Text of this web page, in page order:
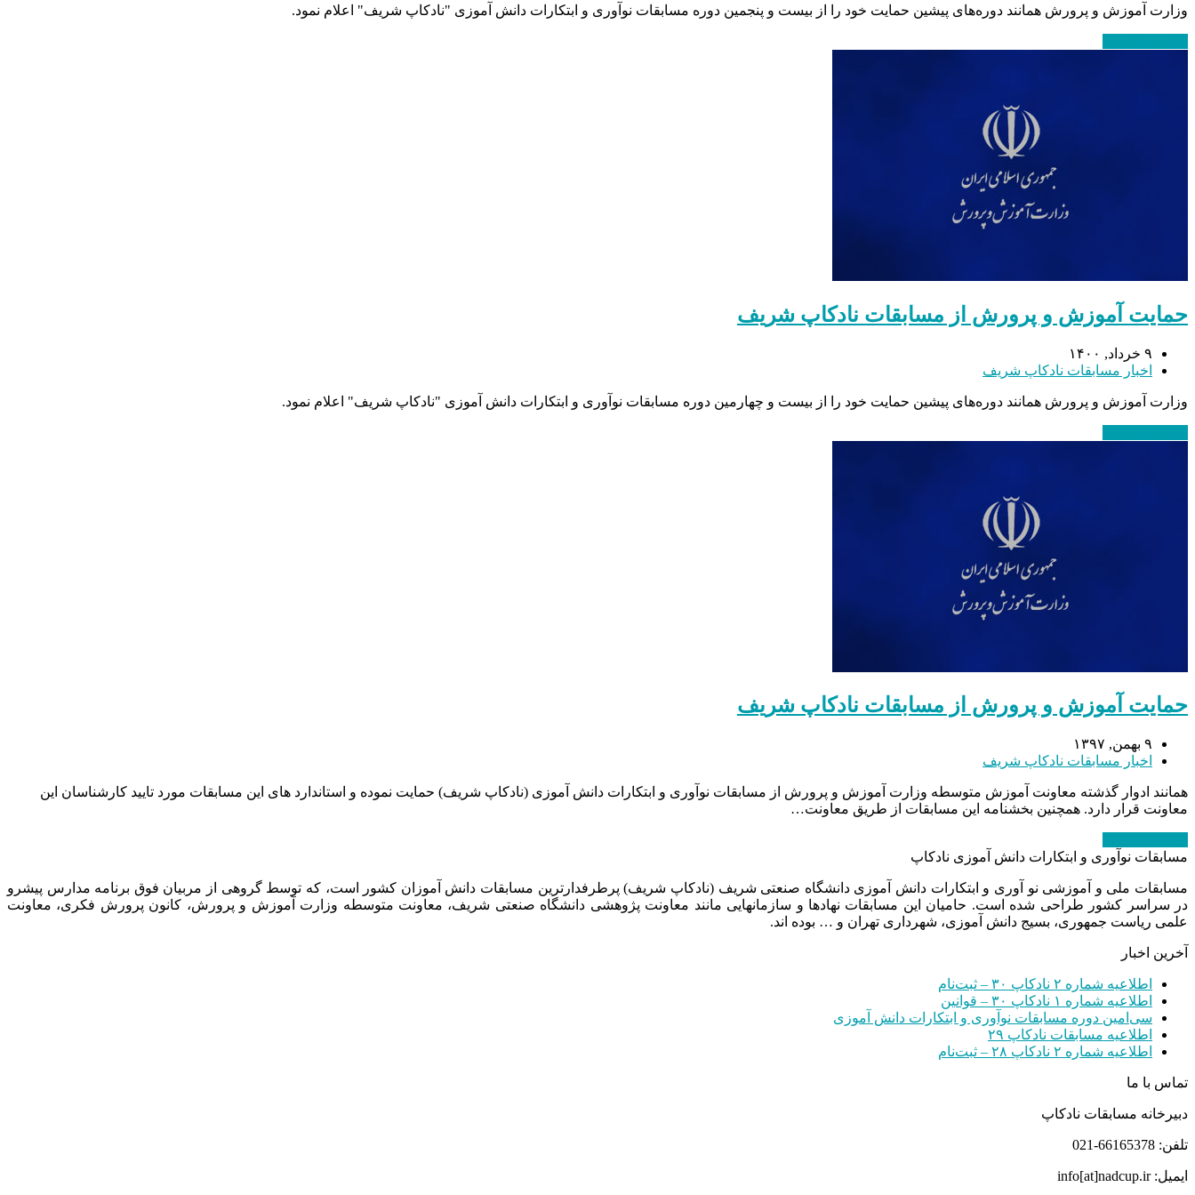
وزارت آموزش و پرورش همانند دوره‌های پیشین حمایت خود را از بیست و پنجمین دوره مسابقات نوآوری و ابتکارات دانش آموزی "نادکاپ شریف" اعلام نمود.
حمایت آموزش و پرورش از مسابقات نادکاپ شریف
۹ خرداد, ۱۴۰۰
اخبار مسابقات نادکاپ شریف
وزارت آموزش و پرورش همانند دوره‌های پیشین حمایت خود را از بیست و چهارمین دوره مسابقات نوآوری و ابتکارات دانش آموزی "نادکاپ شریف" اعلام نمود.
حمایت آموزش و پرورش از مسابقات نادکاپ شریف
۹ بهمن, ۱۳۹۷
اخبار مسابقات نادکاپ شریف
همانند ادوار گذشته معاونت آموزش متوسطه وزارت آموزش و پرورش از مسابقات نوآوری و ابتکارات دانش آموزی (نادکاپ شریف) حمایت نموده و استاندارد های این مسابقات مورد تایید کارشناسان این
معاونت قرار دارد. همچنین بخشنامه این مسابقات از طریق معاونت…
مسابقات نوآوری و ابتکارات دانش آموزی نادکاپ
مسابقات ملی و آموزشی نو آوری و ابتکارات دانش آموزی دانشگاه صنعتی شریف (نادکاپ شریف) پرطرفدارترین مسابقات دانش آموزان کشور است، که توسط گروهی از مربیان فوق برنامه مدارس پیشرو
در سراسر کشور طراحی شده است. حامیان این مسابقات نهادها و سازمانهایی مانند معاونت پژوهشی دانشگاه صنعتی شریف، معاونت متوسطه وزارت آموزش و پرورش، کانون پرورش فکری، معاونت
علمی ریاست جمهوری، بسیج دانش آموزی، شهرداری تهران و … بوده اند.
آخرین اخبار
اطلاعیه شماره ۲ نادکاپ ۳۰ – ثبت‌نام
اطلاعیه شماره ۱ نادکاپ ۳۰ – قوانین
سی‌امین دوره مسابقات نوآوری و ابتکارات دانش آموزی
اطلاعیه مسابقات نادکاپ ۲۹
اطلاعیه شماره ۲ نادکاپ ۲۸ – ثبت‌نام
تماس با ما
دبیرخانه مسابقات نادکاپ
تلفن: 66165378-021
ایمیل: info[at]nadcup.ir